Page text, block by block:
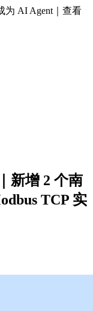
为 AI Agent｜查看
新增 2 个南
TCP 实